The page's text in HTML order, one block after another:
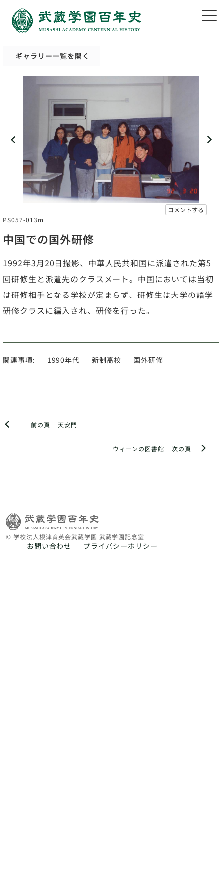
ギャラリー一覧を開く
コメントする
PS057-013m
中国での国外研修
1992年3月20日撮影、中華人民共和国に派遣された第5
回研修生と派遣先のクラスメート。中国においては当初
は研修相手となる学校が定まらず、研修生は大学の語学
研修クラスに編入され、研修を行った。
関連事項: 1990年代 新制高校 国外研修
前の頁 天安門
次の頁
ウィーンの図書館
© 学校法人根津育英会武蔵学園 武蔵学園記念室
お問い合わせ プライバシーポリシー